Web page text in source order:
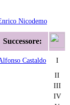
Nicodemo
Successore:
Castaldo
I
II
III
IV